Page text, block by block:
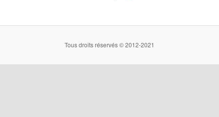
Tous droits réservés © 2012-2021